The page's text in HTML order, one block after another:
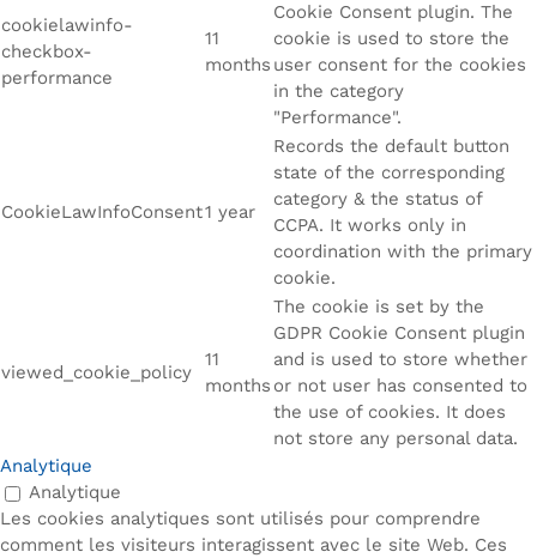
cookielawinfo-
checkbox-
performance
11
months
Cookie Consent plugin. The
cookie is used to store the
user consent for the cookies
in the category
"Performance".
CookieLawInfoConsent1 year
Records the default button
state of the corresponding
category & the status of
CCPA. It works only in
coordination with the primary
cookie.
viewed_cookie_policy
11
months
The cookie is set by the
GDPR Cookie Consent plugin
and is used to store whether
or not user has consented to
the use of cookies. It does
not store any personal data.
Analytique
Analytique
Les cookies analytiques sont utilisés pour comprendre
comment les visiteurs interagissent avec le site Web. Ces